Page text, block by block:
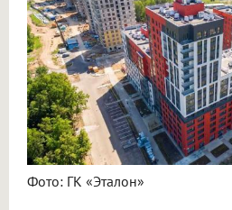
Фото: ГК «Эталон»